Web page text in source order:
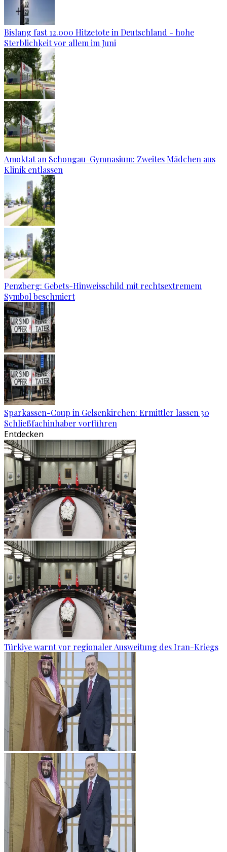
Bislang fast 12.000 Hitzetote in Deutschland - hohe
Sterblichkeit vor allem im Juni
Amoktat an Schongau-Gymnasium: Zweites Mädchen aus
Klinik entlassen
Penzberg: Gebets-Hinweisschild mit rechtsextremem
Symbol beschmiert
Sparkassen-Coup in Gelsenkirchen: Ermittler lassen 30
Schließfachinhaber vorführen
Entdecken
Türkiye warnt vor regionaler Ausweitung des Iran-Kriegs